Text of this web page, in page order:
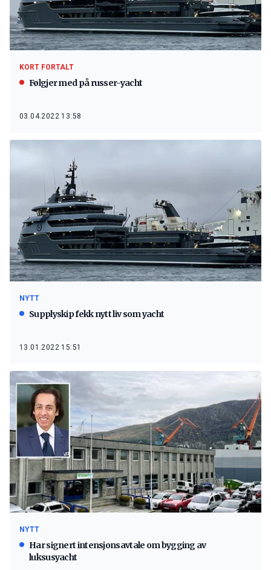
KORT FORTALT
Følgjer med på russer-yacht
03.04.2022 13:58
NYTT
Supplyskip fekk nytt liv som yacht
13.01.2022 15:51
NYTT
Har signert intensjonsavtale om bygging av
luksusyacht